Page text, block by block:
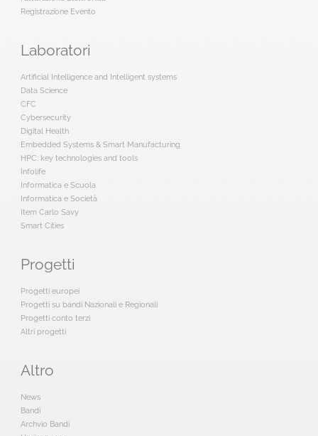
Registrazione Evento
Laboratori
Artificial Intelligence and Intelligent systems
Data Science
CFC
Cybersecurity
Digital Health
Embedded Systems & Smart Manufacturing
HPC: key technologies and tools
Infolife
Informatica e Scuola
Informatica e Società
Item Carlo Savy
Smart Cities
Progetti
Progetti europei
Progetti su bandi Nazionali e Regionali
Progetti conto terzi
Altri progetti
Altro
News
Bandi
Archvio Bandi